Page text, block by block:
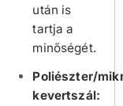
után is
tartja a
minőségét.
Poliészter/
kevertszál: